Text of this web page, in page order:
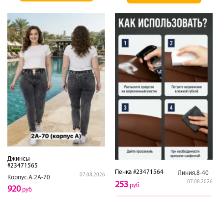
Джинсы
#23471565
Корпус.А.2А-70
07.08.2026
920руб
Пенка #23471564 Линия.8-40
07.08.2026
253 руб